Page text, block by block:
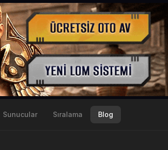
Sunucular Sıralama Blog